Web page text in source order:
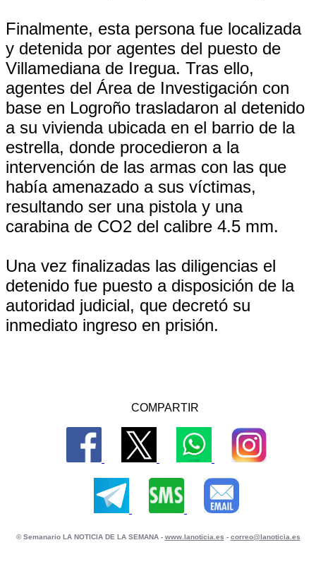
Finalmente, esta persona fue localizada
y detenida por agentes del puesto de
Villamediana de Iregua. Tras ello,
agentes del Área de Investigación con
base en Logroño trasladaron al detenido
a su vivienda ubicada en el barrio de la
estrella, donde procedieron a la
intervención de las armas con las que
había amenazado a sus víctimas,
resultando ser una pistola y una
carabina de CO2 del calibre 4.5 mm.
Una vez finalizadas las diligencias el
detenido fue puesto a disposición de la
autoridad judicial, que decretó su
inmediato ingreso en prisión.
COMPARTIR
© Semanario LA NOTICIA DE LA SEMANA - www.lanoticia.es - correo@lanoticia.es